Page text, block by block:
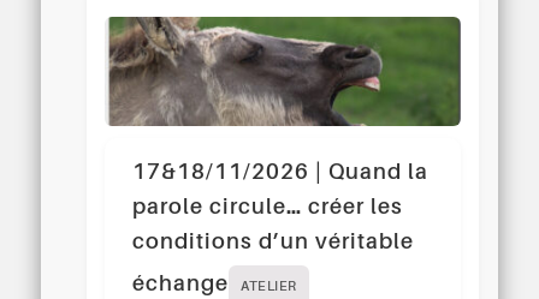
17&18/11/2026 | Quand la
parole circule… créer les
conditions d’un véritable
échange
ATELIER